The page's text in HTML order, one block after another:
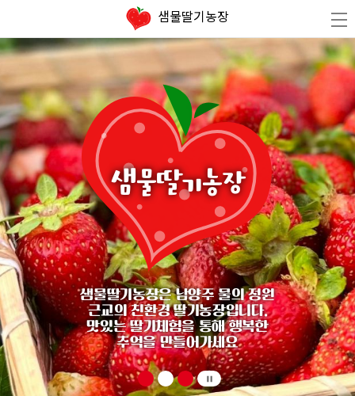
샘물딸기농장
pause
샘물딸기농장
샘물딸기농장은 남양주 물의 정원
근교의 친환경 딸기농장입니다.
맛있는 딸기체험을 통해 행복한
추억을 만들어가세요